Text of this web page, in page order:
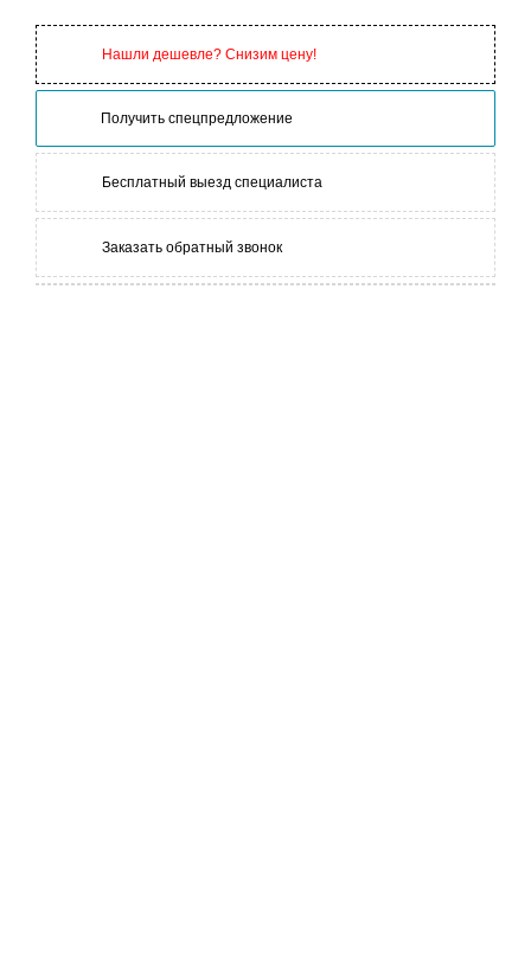
Нашли дешевле? Снизим цену!
Получить спецпредложение
Бесплатный выезд специалиста
Заказать обратный звонок